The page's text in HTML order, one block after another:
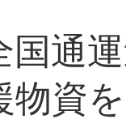
国通
物資